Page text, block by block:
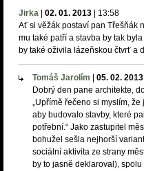
Jirka 02. 01. 2013 13:58
Ať si věžák postaví pan Třešňák
mu také patří a stavba by tak
by také oživila lázeňskou čtvrť a
Tomáš Jarolím 05. 02. 2013
Dobrý den pane architekte,
„Upřímě řečeno si myslím,
aby budovalo stavby, které
potřební.“ Jako zastupitel
bohužel sešla nejhorší
sociální aktivita ze strany
by to jasně deklaroval),